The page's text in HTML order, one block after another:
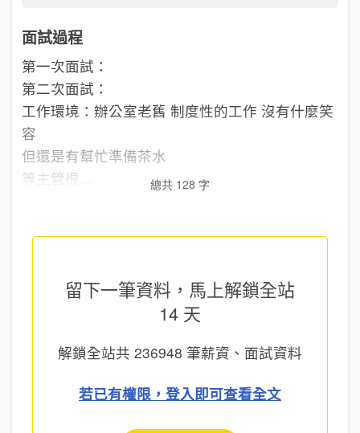
面試過程
第一次面試：
第二次面試：
工作環境：辦公室老舊 制度性的工作 沒有什麼笑
容
但還是有幫忙準備茶水
等主管很...
總共 128 字
留下一筆資料，馬上解鎖全站
14 天
解鎖全站共 236948 筆薪資、面試資料
若已有權限，登入即可查看全文